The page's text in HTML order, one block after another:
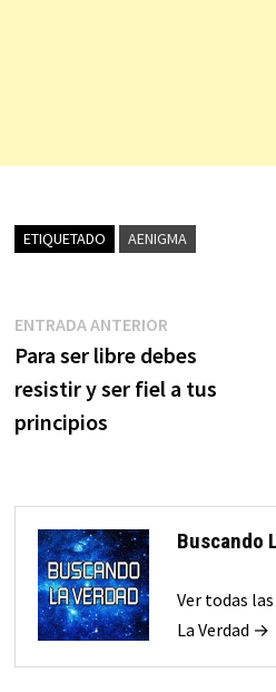
ETIQUETADO AENIGMA
Navegación
de
entradas
ENTRADA ANTERIOREntrada
anterior:
Para ser libre debes
resistir y ser fiel a tus
principios
Buscando
Ver todas
La Verdad →